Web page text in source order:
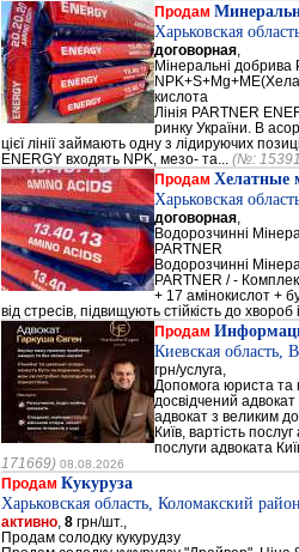
Продам
Харьковская
договорная
Мінеральні добрива
кислота
Лінія PARTNER
ринку України. В
цієї лінії займають одну з лідируючих
ENERGY входять NPK, мезо- та... (№:
Продам Хелатные
Харьковская
договорная
Водорозчинні
PARTNER
Водорозчинні
PARTNER / -
+ 17 амінокислот +
від стресів, підвищують стійкість до хвороб
Продам
Киевская область,
грн/услуга,
Допомога юриста та
досвідчений
адвокат з великим
Київ, вартість
послуги адвоката
171669) 08.08.2026
Продам Кукуруза
Харьковская область, Коломакский
активно 8 грн/шт.,
Продам солодку кукурудзу